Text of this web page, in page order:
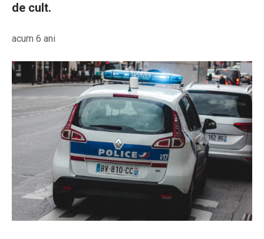
de cult.
acum 6 ani